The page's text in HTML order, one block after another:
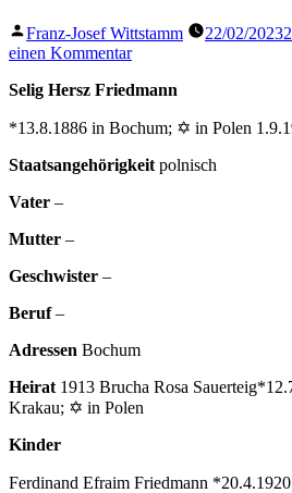
Veröffentlicht
von
Franz-Josef Wittstamm 22/02/2023
einen Kommentarzu
Selig
Selig Hersz Friedmann
*13.8.1886 in Bochum; ✡ in Polen
Staatsangehörigkeit polnisch
Vater –
Mutter –
Geschwister –
Beruf–
Adressen Bochum
Heirat 1913 Brucha Rosa
Krakau; ✡ in Polen
Kinder
Ferdinand Efraim Friedmann